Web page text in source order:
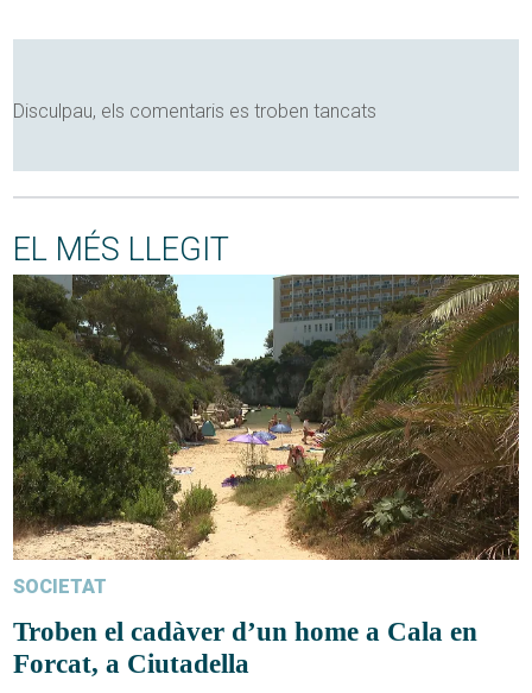
Disculpau, els comentaris es troben tancats
EL MÉS LLEGIT
SOCIETAT
Troben el cadàver d’un home a Cala en
Forcat, a Ciutadella